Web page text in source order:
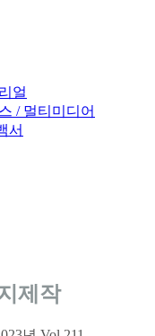
얼
/ 멀티미디어
서
제작